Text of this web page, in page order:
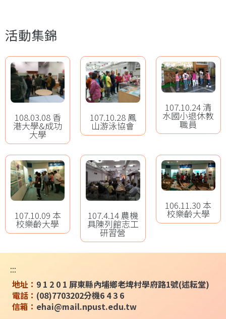
活動集錦
108.03.08 香
港大學&成功
大學
107.10.28 鳳
山游泳協會
107.10.24 清
水國小退休教
職員
107.10.09 本
校樂齡大學
107.4.14 農機
具陳列館志工
研習營
106.11.30 本
校樂齡大學
:::
地址： 9 1 2 0 1 屏東縣內埔鄉老埤村學府路1號(述耘堂)
電話： (08)7703202分機6 4 3 6
信箱： ehai@mail.npust.edu.tw